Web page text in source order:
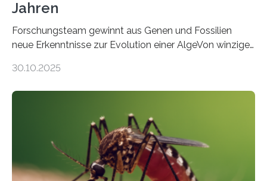
Jahren
Forschungsteam gewinnt aus Genen und Fossilien
neue Erkenntnisse zur Evolution einer AlgeVon winzigen
Landpflanzen zählen zu den komplexesten
Grünalgen, die vor Hunderten von Millionen Jahren
lebten. Unter den Vorfahren sticht eine Gruppe heraus,
die noch heute in der Natur vorkommt: die
Süßwasseralge Coleochaetophyceae. Einige Arten
dieser Gruppe bilden aus Zellfäden dichte Geflechte
30.10.2025